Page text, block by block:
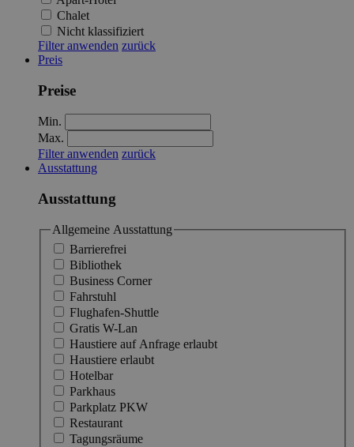
Chalet
Nicht klassifiziert
Filter anwenden zurück
Preis
Preise
Min.
Max.
Filter anwenden zurück
Ausstattung
Ausstattung
Allgemeine Ausstattung
Barrierefrei
Bibliothek
Business Corner
Fahrstuhl
Flughafen-Shuttle
Gratis W-Lan
Haustiere auf Anfrage erlaubt
Haustiere erlaubt
Hotelbar
Parkhaus
Parkplatz PKW
Restaurant
Tagungsräume